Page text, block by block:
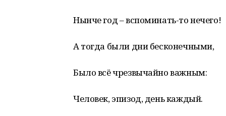
Нынче год – вспоминать-то нечего!
А тогда были дни бесконечными,
Было всё чрезвычайно важным:
Человек, эпизод, день каждый.